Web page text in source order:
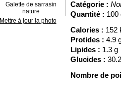
Mettre à jour la photo
Catégorie :
Quantité : 100
Calories : 152
Protides : 4.9
Lipides : 1.3 g
Glucides :
Nombre de